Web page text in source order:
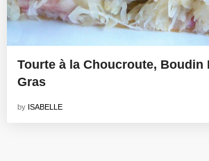
Tourte à la Choucroute, Boudin
Gras
by ISABELLE